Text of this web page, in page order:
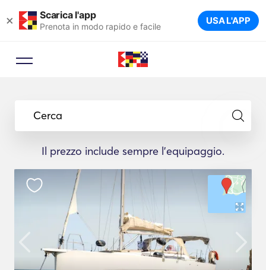
× Scarica l'app
Prenota in modo rapido e facile USA L'APP
Cerca
Il prezzo include sempre l'equipaggio.